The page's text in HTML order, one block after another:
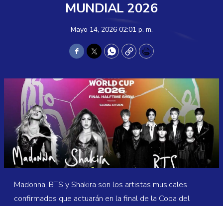
MUNDIAL 2026
Mayo 14, 2026 02:01 p. m.
Facebook
TwitterWhatsApp
CopyPrint
Madonna, BTS y Shakira son los artistas musicales
confirmados que actuarán en la final de la Copa del